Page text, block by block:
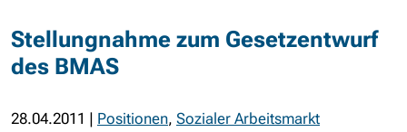
Stellungnahme zum Gesetzentwurf
des BMAS
28.04.2011 | Positionen, Sozialer Arbeitsmarkt